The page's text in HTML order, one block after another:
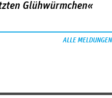
Glühwürmchen«
ALLE MELDUNGEN